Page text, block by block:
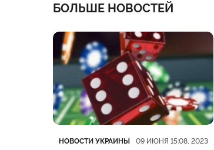
БОЛЬШЕ НОВОСТЕЙ
Категория
НОВОСТИ УКРАИНЫ
Дата публикации 09 ИЮНЯ 15:08, 2023